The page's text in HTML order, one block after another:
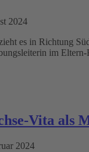
2024
es in Richtung
im
Vita als
2024